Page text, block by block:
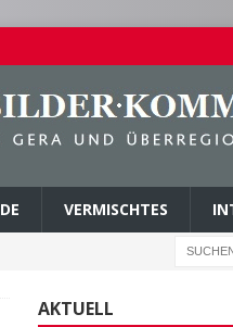
VERMISCHTES
AKTUELL